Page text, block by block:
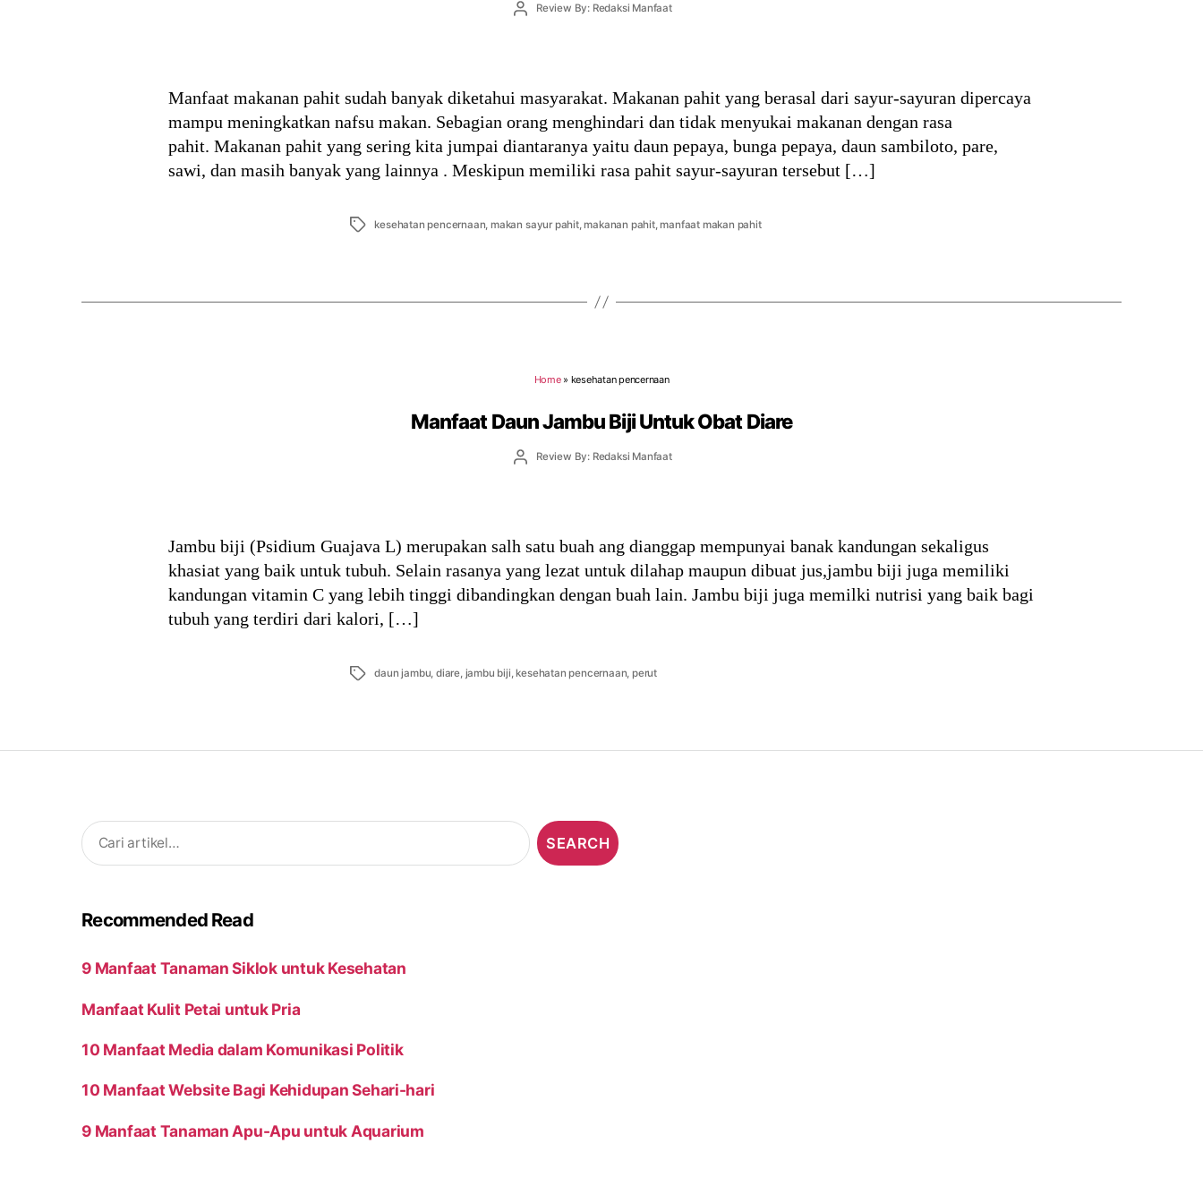
PostReview By: Redaksi Manfaat
Manfaat makanan pahit sudah banyak diketahui masyarakat. Makanan pahit yang berasal dari sayur-sayuran dipercaya
mampu meningkatkan nafsu makan. Sebagian orang menghindari dan tidak menyukai makanan dengan rasa
pahit. Makanan pahit yang sering kita jumpai diantaranya yaitu daun pepaya, bunga pepaya, daun sambiloto, pare,
sawi, dan masih banyak yang lainnya . Meskipun memiliki rasa pahit sayur-sayuran tersebut […]
Tags kesehatan pencernaan ,makan sayur pahit,makanan pahit,manfaat makan pahit
Home» kesehatan pencernaan
Manfaat Daun Jambu Biji Untuk Obat Diare
PostReview By: Redaksi Manfaat
Jambu biji (Psidium Guajava L) merupakan salh satu buah ang dianggap mempunyai banak kandungan sekaligus
khasiat yang baik untuk tubuh. Selain rasanya yang lezat untuk dilahap maupun dibuat jus,jambu biji juga memiliki
kandungan vitamin C yang lebih tinggi dibandingkan dengan buah lain. Jambu biji juga memilki nutrisi yang baik bagi
tubuh yang terdiri dari kalori, […]
Tags daun jambu ,diare jambu biji ,kesehatan pencernaan ,perut
Search
for:
Recommended Read
9 Manfaat Tanaman Siklok untuk Kesehatan
Manfaat Kulit Petai untuk Pria
10 Manfaat Media dalam Komunikasi Politik
10 Manfaat Website Bagi Kehidupan Sehari-hari
9 Manfaat Tanaman Apu-Apu untuk Aquarium